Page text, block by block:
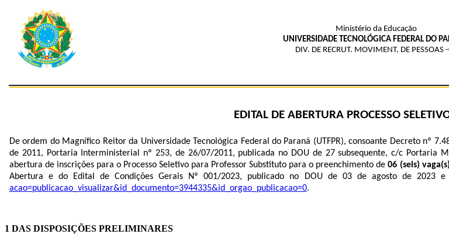
Ministério da Educação
UNIVERSIDADE TECNOLÓGICA FEDERAL DO
DIV. DE RECRUT. MOVIMENT. DE PESSOAS -
EDITAL DE ABERTURA PROCESSO
De ordem do Magnífico Reitor da Universidade Tecnológica Federal do Paraná (UTFPR), consoante Decreto nº
de 2011, Portaria Interministerial nº 253, de 26/07/2011, publicada no DOU de 27 subsequente, c/c Portaria
abertura de inscrições para o Processo Seletivo para Professor Substituto para o preenchimento de06 (seis) vaga(s)
Abertura e do Edital de Condições Gerais Nº 001/2023, publicado no DOU de 03 de agosto de 2023 e
acao=publicacao_visualizar&id_documento=3944335&id_orgao_publicacao=0.
1 DAS DISPOSIÇÕES PRELIMINARES